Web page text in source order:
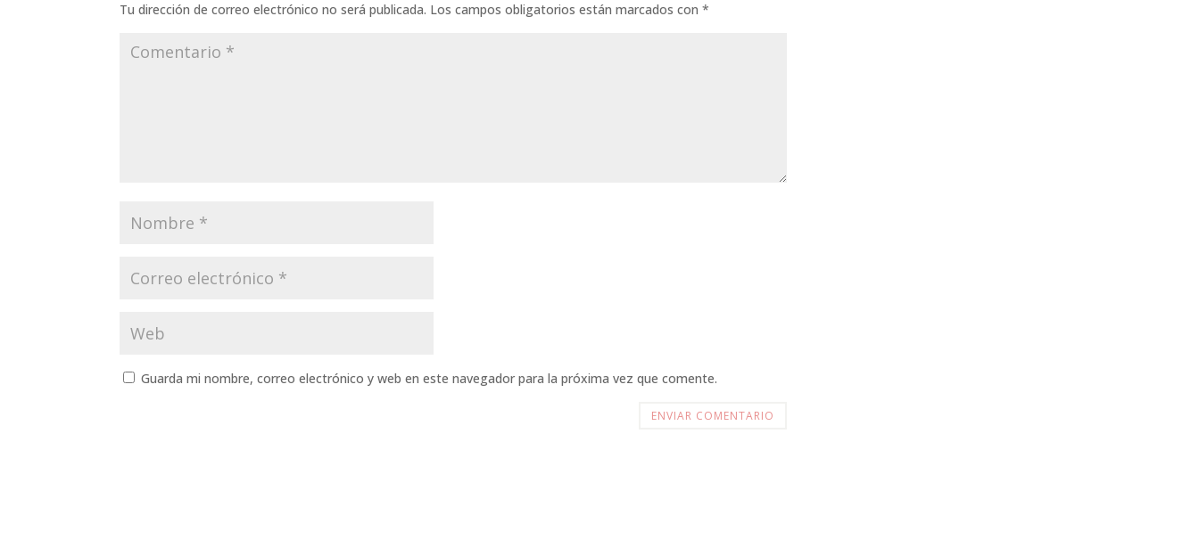
Tu dirección de correo electrónico no será publicada. Los campos obligatorios están marcados con*
Guarda mi nombre, correo electrónico y web en este navegador para la próxima vez que comente.